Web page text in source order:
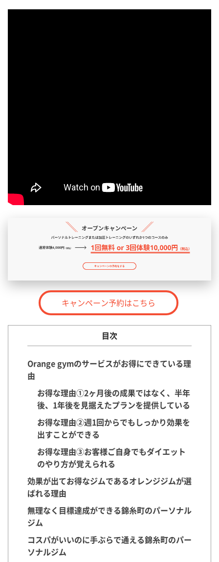
キャンペーン予約はこちら
目次
Orange gymのサービスがお得にできている理
由
お得な理由①2ヶ月後の成果ではなく、半年
後、1年後を見据えたプランを提供している
お得な理由②週1回からでもしっかり効果を
出すことができる
お得な理由③お客様ご自身でもダイエット
のやり方が覚えられる
効果が出てお得なジムであるオレンジジムが選
ばれる理由
無理なく目標達成ができる錦糸町のパーソナル
ジム
コスパがいいのに手ぶらで通える錦糸町のパー
ソナルジム